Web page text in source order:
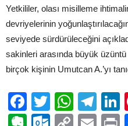
Yetkililer, olası misilleme
devriyelerinin
seviyede sürdürüleceğini
sakinleri arasında büyük
birçok kişinin Umutcan A.’yı
Facebook
Twitter